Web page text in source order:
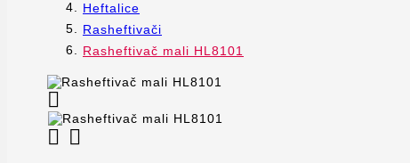
Heftalice
Rasheftivači
Rasheftivač mali HL8101

 